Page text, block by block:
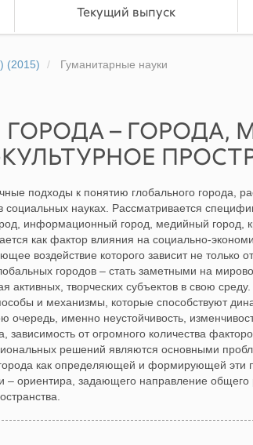
Текущий выпуск
(2015) Гуманитарные науки
ГОРОДА –
подходы к понятию глобального города,
науках. Рассматривается
информационный город, медийный город,
как фактор влияния на социально-
воздействие которого зависит не только
городов – стать заметными на
активных, творческих субъектов в свою
и механизмы, которые способствуют
очередь, именно неустойчивость,
зависимость от огромного количества
решений являются основными
как определяющей и формирующей эти
– ориентира, задающего направление